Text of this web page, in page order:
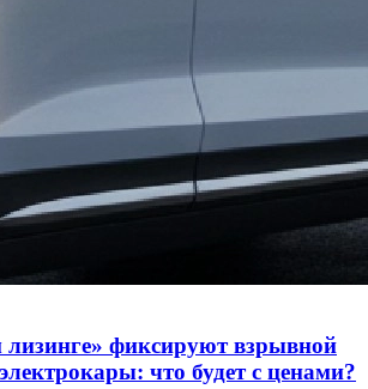
фиксируют взрывной
что будет с ценами?